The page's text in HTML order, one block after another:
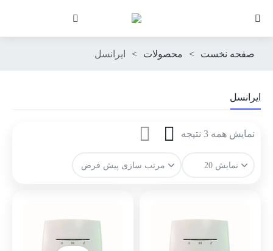
صفحه نخست > محصولات > ایرانسل
ایرانسل
نمایش همه 3 نتیجه